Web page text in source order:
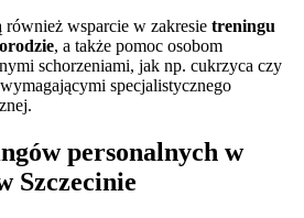
wsparcie w zakresie treningu
, a także pomoc osobom
schorzeniami, jak np. cukrzyca czy
specjalistycznego
personalnych w
Szczecinie